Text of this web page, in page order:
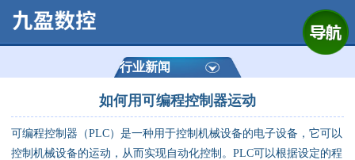
公司简介
产品展示
运动控制器
行业新闻
如何用可编程控制器运动
可编程控制器（PLC）是一种用于控制机械设备的电子设备，它可以
控制机械设备的运动，从而实现自动化控制。PLC可以根据设定的程